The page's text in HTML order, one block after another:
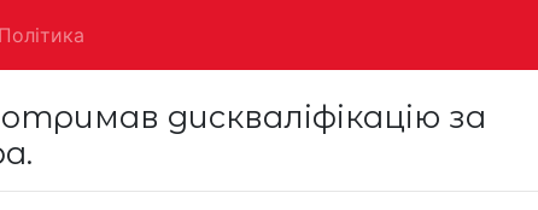
Політика
дискваліфікацію за